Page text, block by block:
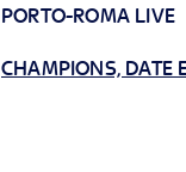
PORTO-ROMA LIVE
CHAMPIONS, DATE